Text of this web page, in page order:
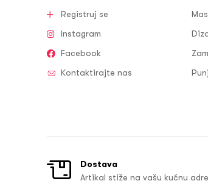
Registruj se
Instagram
Facebook
Kontaktirajte nas
Dostava
Artikal stiže na vašu kućnu